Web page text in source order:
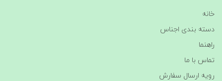
خانه
دسته بندی اجناس
راهنما
تماس با ما
رویه ارسال سفارش